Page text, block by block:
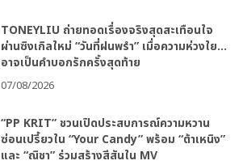
TONEYLIU ถ่ายทอดเรื่องจริงสุดสะเทือนใจ
ผ่านซิงเกิลใหม่ “วันที่ฝนพรำ” เมื่อความห่วงใย…
อาจเป็นคำบอกรักครั้งสุดท้าย
07/08/2026
“PP KRIT” ชวนเปิดประสบการณ์ความหวาน
ซ่อนเปรี้ยวใน “Your Candy” พร้อม “ต้าเหนิง”
และ “ณิชา” ร่วมสร้างสีสันใน MV